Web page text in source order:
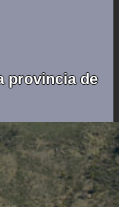
provincia de